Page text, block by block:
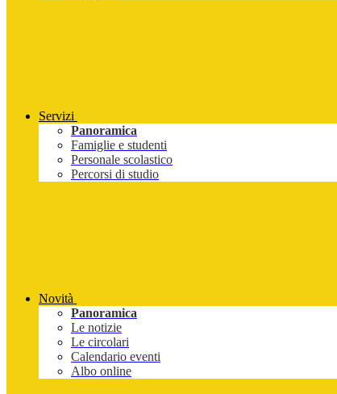
Servizi
Panoramica
Famiglie e studenti
Personale scolastico
Percorsi di studio
Novità
Panoramica
Le notizie
Le circolari
Calendario eventi
Albo online